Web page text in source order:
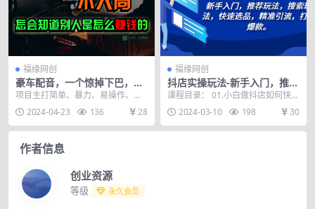
福缘网创
豪车配音，一个惊掉下巴，闷
声发财的小生意，日赚15万!!!
项目主打简单、暴力、易操作、可
复制，单人可做、不靠关系走门
路、不重投资、可复制放...
2024-04-23 136 28
福缘网创
抖店实操玩法-新手入门，推荐
玩法，搜索玩法，快速选品，
课程目录： 01.小白做抖店如何快速
的布局.mp4 02.怎么让一个抖店快
速的看...
2024-03-10 198 30
作者信息
创业资源
等级 永久会员